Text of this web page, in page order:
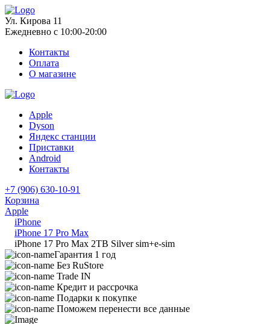
Ул. Кирова 11
Ежедневно с 10:00-20:00
Контакты
Оплата
О магазине
Apple
Dyson
Яндекс станции
Приставки
Android
Контакты
+7 (906) 630-10-91
Корзина
Apple
iPhone
iPhone 17 Pro Max
iPhone 17 Pro Max 2TB Silver sim+e-sim
Гарантия 1 год
Без RuStore
Trade IN
Кредит и рассрочка
Подарки к покупке
Поможем перенести все данные